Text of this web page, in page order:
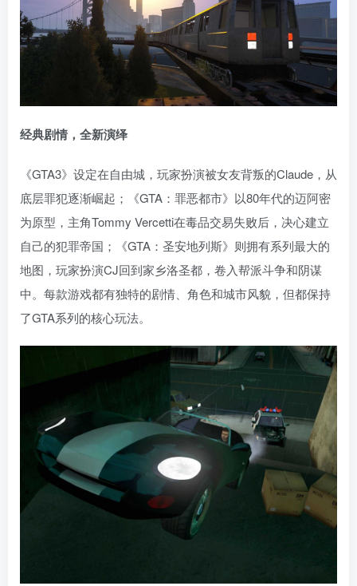
经典剧情，全新演绎
《GTA3》设定在自由城，玩家扮演被女友背叛的Claude，从
底层罪犯逐渐崛起；《GTA：罪恶都市》以80年代的迈阿密
为原型，主角Tommy Vercetti在毒品交易失败后，决心建立
自己的犯罪帝国；《GTA：圣安地列斯》则拥有系列最大的
地图，玩家扮演CJ回到家乡洛圣都，卷入帮派斗争和阴谋
中。每款游戏都有独特的剧情、角色和城市风貌，但都保持
了GTA系列的核心玩法。